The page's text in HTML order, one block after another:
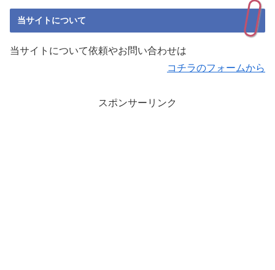
当サイトについて
当サイトについて依頼やお問い合わせは
コチラのフォームから
スポンサーリンク